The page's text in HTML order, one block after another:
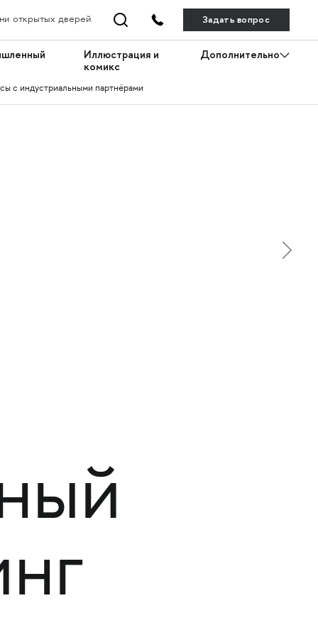
открытых дверей Задать вопрос
Иллюстрация и
комикс
Дополнительно
с индустриальными партнёрами